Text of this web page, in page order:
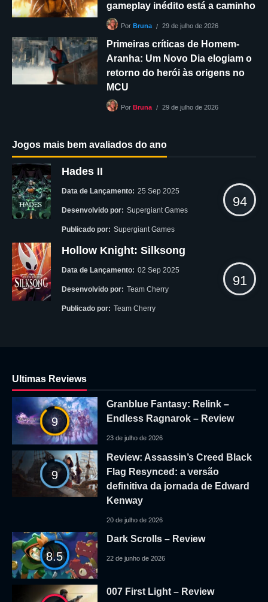
gameplay inédito está a caminho
Por Bruna 29 de julho de 2026
Primeiras críticas de Homem-
Aranha: Um Novo Dia elogiam o
retorno do herói às origens no
MCU
Por Bruna 29 de julho de 2026
Jogos mais bem avaliados do ano
Hades II
Data de Lançamento: 25 Sep 2025
Desenvolvido por: Supergiant Games
Publicado por: Supergiant Games
94
Hollow Knight: Silksong
Data de Lançamento: 02 Sep 2025
Desenvolvido por: Team Cherry
Publicado por: Team Cherry
91
Ultimas Reviews
9
Granblue Fantasy: Relink –
Endless Ragnarok – Review
23 de julho de 2026
9
Review: Assassin’s Creed Black
Flag Resynced: a versão
definitiva da jornada de Edward
Kenway
20 de julho de 2026
8.5
Dark Scrolls – Review
22 de junho de 2026
007 First Light – Review